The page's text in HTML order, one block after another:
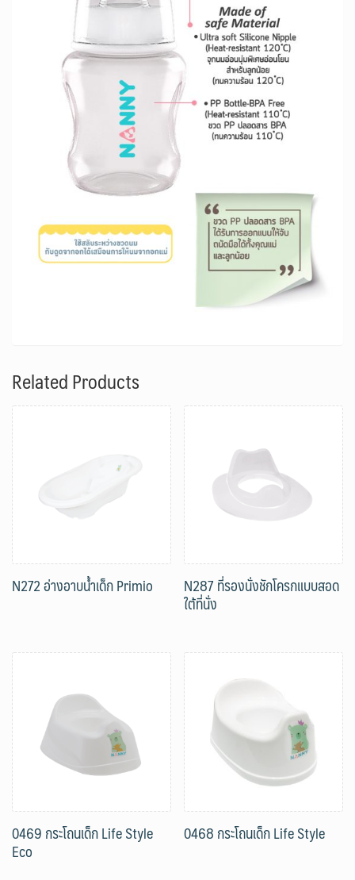
Related Products
N272 อ่างอาบน้ำเด็ก Primio N287 ที่รองนั่งชักโครกแบบสอด
ใต้ที่นั่ง
0469 กระโถนเด็ก Life Style
Eco
0468 กระโถนเด็ก Life Style